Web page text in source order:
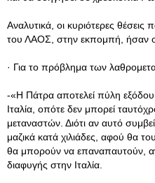
Αναλυτικά, οι κυριότερες
του ΛΑΟΣ, στην εκπομπή, ήσαν
· Για το πρόβλημα των
-«Η Πάτρα αποτελεί πύλη
Ιταλία, οπότε δεν μπορεί
μεταναστών. Διότι αν αυτό
μαζικά κατά χιλιάδες, αφού θα
θα μπορούν να επαναπαυτούν,
διαφυγής στην Ιταλία.